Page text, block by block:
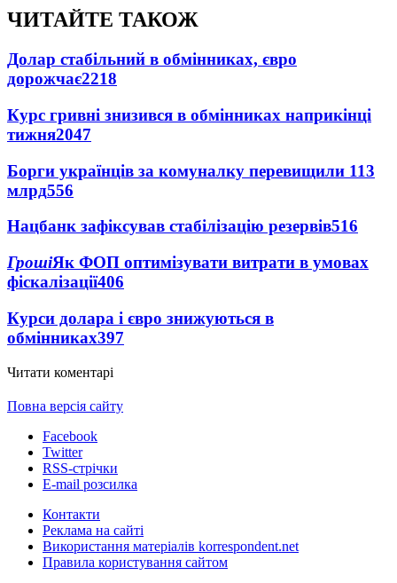
ЧИТАЙТЕ ТАКОЖ
Долар стабільний в обмінниках, євро
дорожчає2218
Курс гривні знизився в обмінниках наприкінці
тижня2047
Борги українців за комуналку перевищили 113
млрд556
Нацбанк зафіксував стабілізацію резервів516
ГрошіЯк ФОП оптимізувати витрати в умовах
фіскалізації406
Курси долара і євро знижуються в
обмінниках397
Читати коментарі
Повна версія сайту
Facebook
Twitter
RSS-стрічки
E-mail розсилка
Контакти
Реклама на сайті
Використання матеріалів korrespondent.net
Правила користування сайтом